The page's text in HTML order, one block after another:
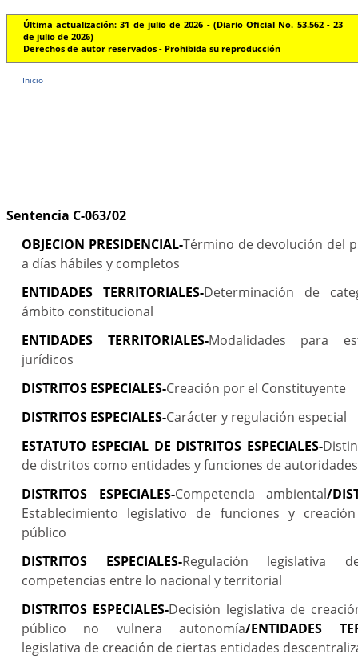
Última actualización: 31 de julio de 2026 - (Diario Oficial No. 53.562 - 23
de julio de 2026)
Derechos de autor reservados - Prohibida su reproducción
Inicio
Sentencia C-063/02
OBJECION PRESIDENCIAL-Término de devolución del
a días hábiles y completos
ENTIDADES TERRITORIALES-Determinación de
ámbito constitucional
ENTIDADES TERRITORIALES-Modalidades para
jurídicos
DISTRITOS ESPECIALES-Creación por el Constituyente
DISTRITOS ESPECIALES-Carácter y regulación especial
ESTATUTO ESPECIAL DE DISTRITOS ESPECIALES-
de distritos como entidades y funciones de autoridades
DISTRITOS ESPECIALES-Competencia ambiental/
Establecimiento legislativo de funciones y
público
DISTRITOS ESPECIALES-Regulación legislativa
competencias entre lo nacional y territorial
DISTRITOS ESPECIALES-Decisión legislativa de
público no vulnera autonomía/ENTIDADES
legislativa de creación de ciertas entidades